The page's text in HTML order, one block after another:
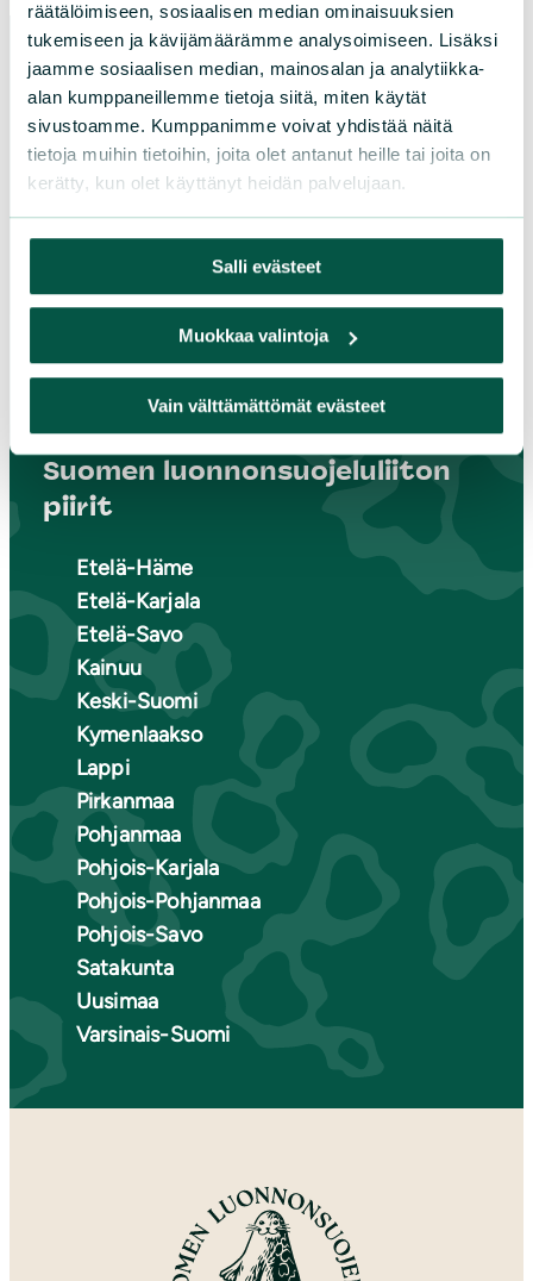
räätälöimiseen, sosiaalisen median ominaisuuksien
tukemiseen ja kävijämäärämme analysoimiseen. Lisäksi
jaamme sosiaalisen median, mainosalan ja analytiikka-
alan kumppaneillemme tietoja siitä, miten käytät
sivustoamme. Kumppanimme voivat yhdistää näitä
tietoja muihin tietoihin, joita olet antanut heille tai joita on
kerätty, kun olet käyttänyt heidän palvelujaan.
Salli evästeet
Muokkaa valintoja
Vain välttämättömät evästeet
Paikallistoiminta
Osallistu tapahtumaan
Tule vapaaehtoiseksi
Liity jäseneksi
Piirit ja yhdistykset
LIITY JÄSENEKSI
Suomen luonnonsuojeluliiton
piirit
Etelä-Häme
Etelä-Karjala
Etelä-Savo
Kainuu
Keski-Suomi
Kymenlaakso
Lappi
Pirkanmaa
Pohjanmaa
Pohjois-Karjala
Pohjois-Pohjanmaa
Pohjois-Savo
Satakunta
Uusimaa
Varsinais-Suomi